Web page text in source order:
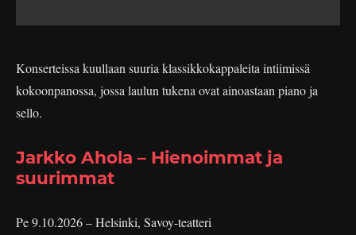
Konserteissa kuullaan suuria klassikkokappaleita intiimissä
kokoonpanossa, jossa laulun tukena ovat ainoastaan piano ja
sello.
Jarkko Ahola – Hienoimmat ja
suurimmat
Pe 9.10.2026 – Helsinki, Savoy-teatteri